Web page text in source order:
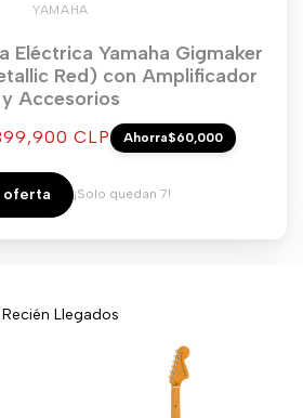
YAMAHA
Eléctrica Yamaha Gigmaker
Red) con Amplificador
y Accesorios
CLP Ahorra$60,000
oferta ¡Solo quedan 7!
Recién Llegados